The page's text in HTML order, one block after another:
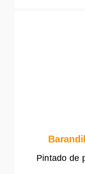
Pintado de